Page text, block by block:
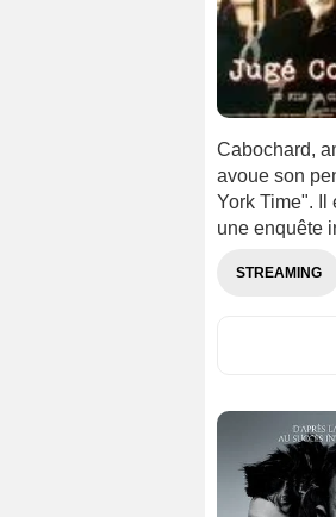
Cabochard,
avoue son
York Time". Il
une enquête
STREAMING